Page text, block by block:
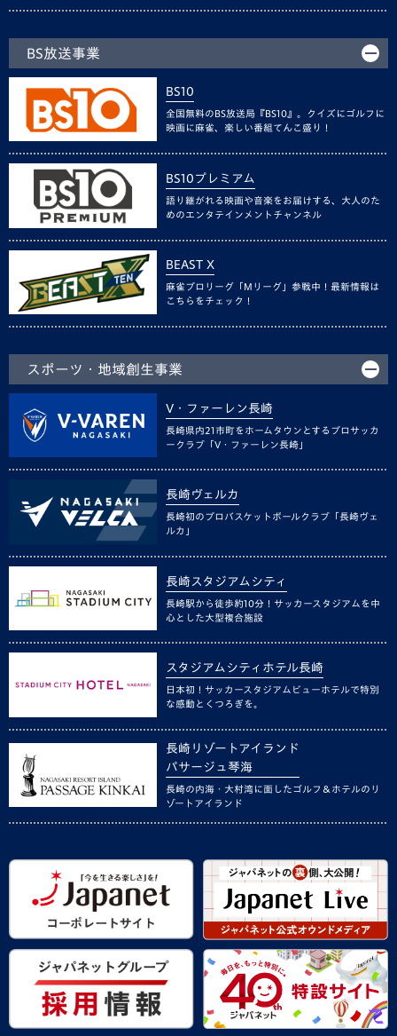
BS放送事業
BS10
全国無料のBS放送局『BS10』。クイズにゴルフに
映画に麻雀、楽しい番組てんこ盛り！
BS10プレミアム
語り継がれる映画や音楽をお届けする、大人のた
めのエンタテインメントチャンネル
BEAST X
麻雀プロリーグ「Mリーグ」参戦中！最新情報は
こちらをチェック！
スポーツ・地域創生事業
V・ファーレン長崎
長崎県内21市町をホームタウンとするプロサッカ
ークラブ「V・ファーレン長崎」
長崎ヴェルカ
長崎初のプロバスケットボールクラブ「長崎ヴェ
ルカ」
長崎スタジアムシティ
長崎駅から徒歩約10分！サッカースタジアムを中
心とした大型複合施設
スタジアムシティホテル長崎
日本初！サッカースタジアムビューホテルで特別
な感動とくつろぎを。
長崎リゾートアイランド
パサージュ琴海
長崎の内海・大村湾に面したゴルフ＆ホテルのリ
ゾートアイランド